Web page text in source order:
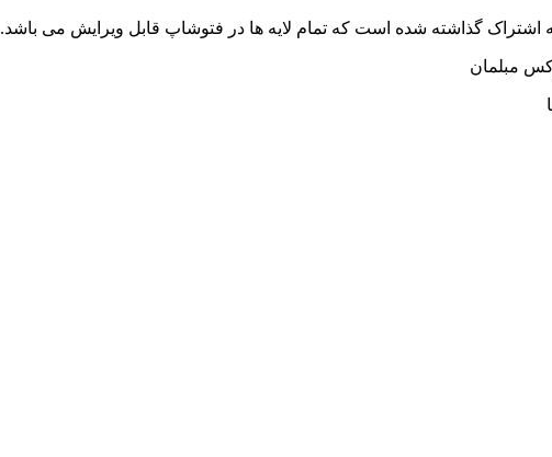
اشتراک گذاشته شده است که تمام لایه ها در فتوشاپ قابل ویرایش می باشد.
مبلمان